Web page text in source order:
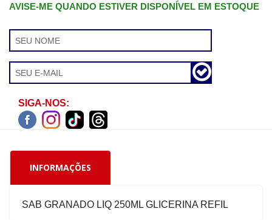
AVISE-ME QUANDO ESTIVER DISPONÍVEL EM ESTOQUE
SIGA-NOS:
INFORMAÇÕES
SAB GRANADO LIQ 250ML GLICERINA REFIL